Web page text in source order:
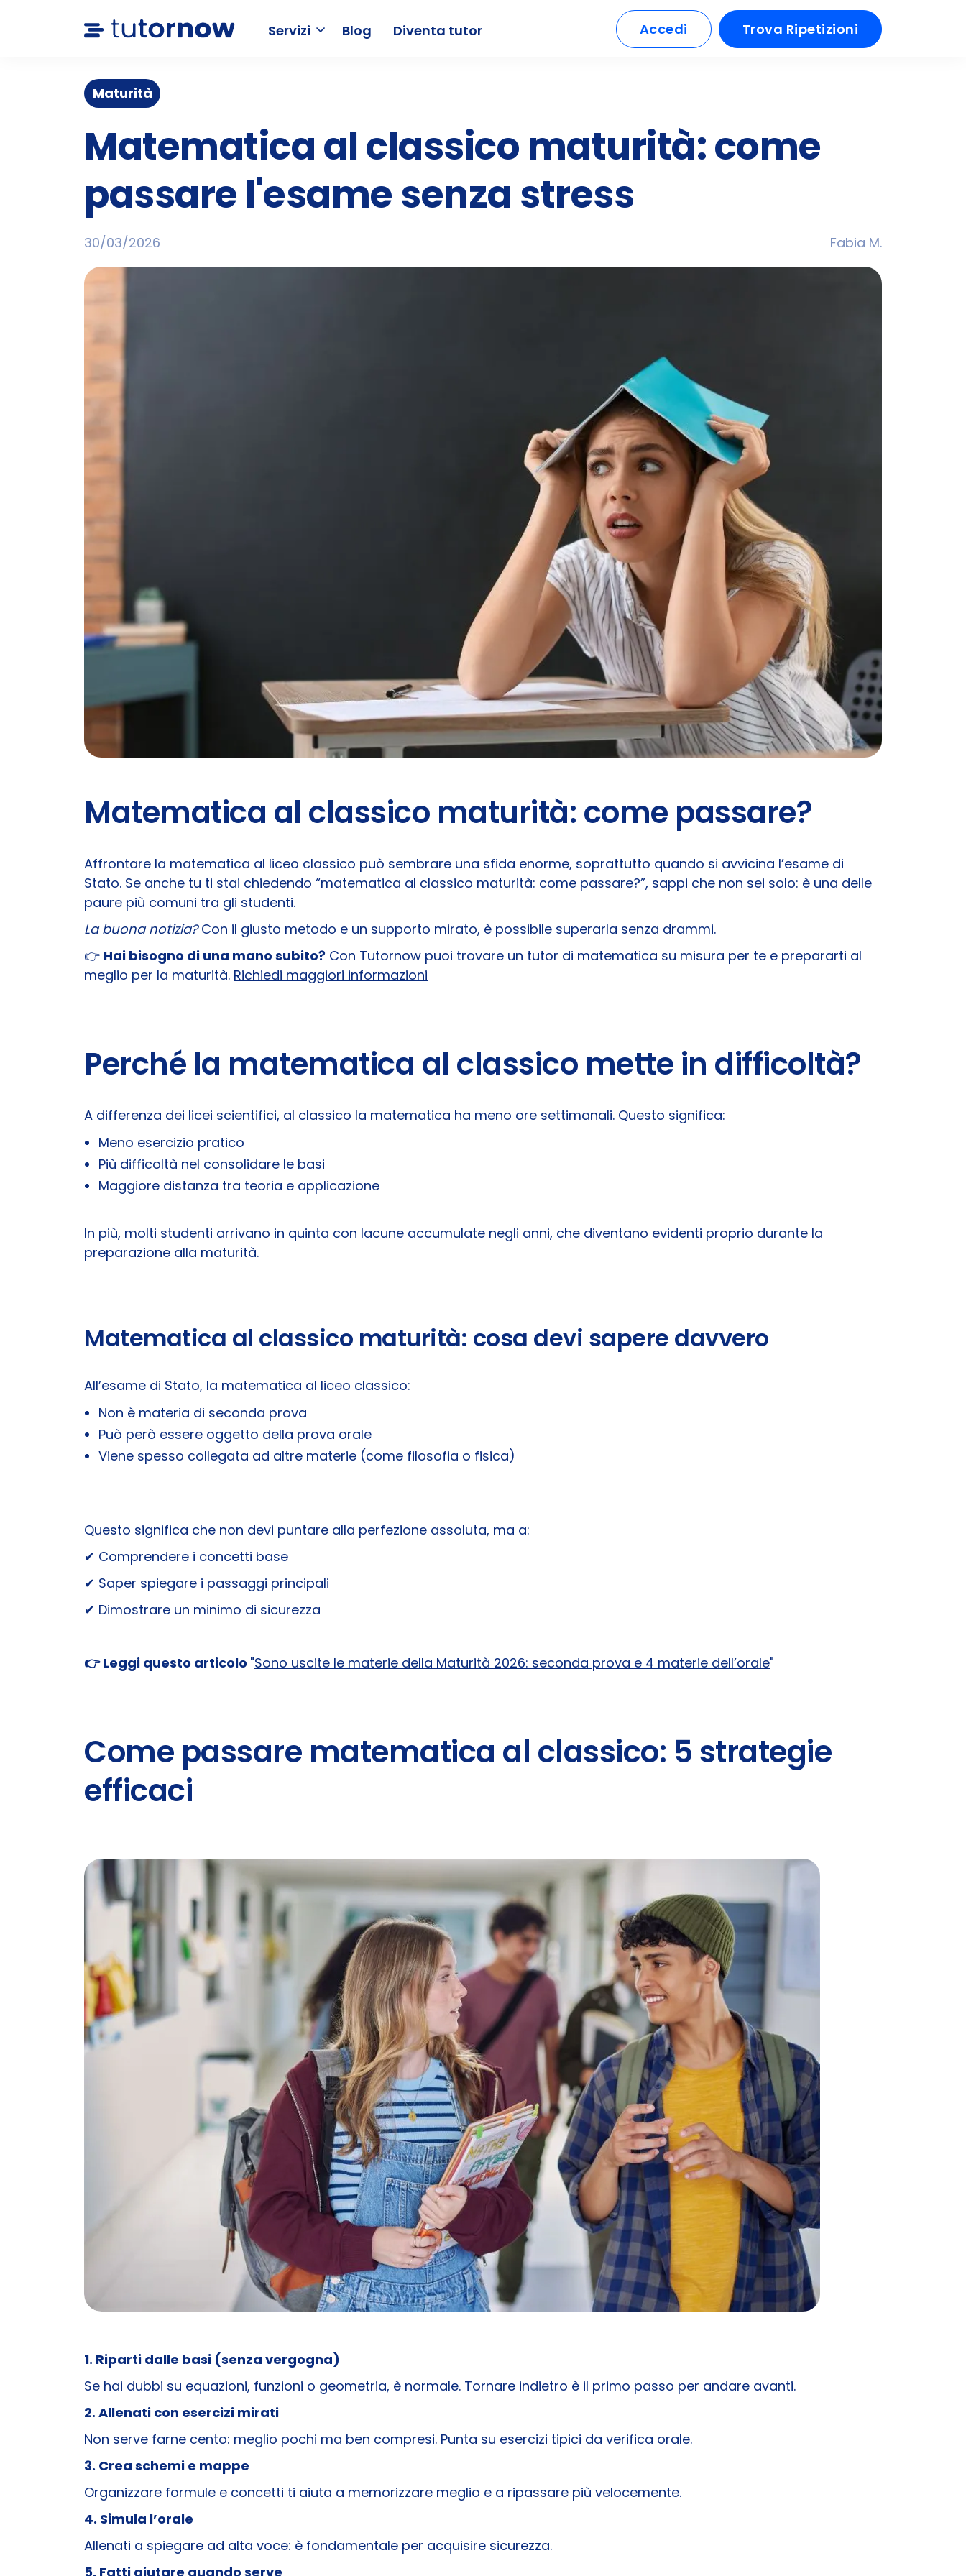
Servizi Blog Diventa tutor Accedi Trova Ripetizioni
Maturità
Matematica al classico maturità: come
passare l'esame senza stress
30/03/2026 Fabia M.
Matematica al classico maturità: come passare?
Affrontare la matematica al liceo classico può sembrare una sfida enorme, soprattutto quando si avvicina l’esame di
Stato. Se anche tu ti stai chiedendo “matematica al classico maturità: come passare?”, sappi che non sei solo: è una delle
paure più comuni tra gli studenti.
La buona notizia?Con il giusto metodo e un supporto mirato, è possibile superarla senza drammi.
👉 Hai bisogno di una mano subito? Con Tutornow puoi trovare un tutor di matematica su misura per te e prepararti al
meglio per la maturità. Richiedi maggiori informazioni
Perché la matematica al classico mette in difficoltà?
A differenza dei licei scientifici, al classico la matematica ha meno ore settimanali. Questo significa:
Meno esercizio pratico
Più difficoltà nel consolidare le basi
Maggiore distanza tra teoria e applicazione
In più, molti studenti arrivano in quinta con lacune accumulate negli anni, che diventano evidenti proprio durante la
preparazione alla maturità.
Matematica al classico maturità: cosa devi sapere davvero
All’esame di Stato, la matematica al liceo classico:
Non è materia di seconda prova
Può però essere oggetto della prova orale
Viene spesso collegata ad altre materie (come filosofia o fisica)
Questo significa che non devi puntare alla perfezione assoluta, ma a:
✔ Comprendere i concetti base
✔ Saper spiegare i passaggi principali
✔ Dimostrare un minimo di sicurezza
👉 Leggi questo articolo "Sono uscite le materie della Maturità 2026: seconda prova e 4 materie dell’orale"
Come passare matematica al classico: 5 strategie
efficaci
1. Riparti dalle basi (senza vergogna)
Se hai dubbi su equazioni, funzioni o geometria, è normale. Tornare indietro è il primo passo per andare avanti.
2. Allenati con esercizi mirati
Non serve farne cento: meglio pochi ma ben compresi. Punta su esercizi tipici da verifica orale.
3. Crea schemi e mappe
Organizzare formule e concetti ti aiuta a memorizzare meglio e a ripassare più velocemente.
4. Simula l’orale
Allenati a spiegare ad alta voce: è fondamentale per acquisire sicurezza.
5. Fatti aiutare quando serve